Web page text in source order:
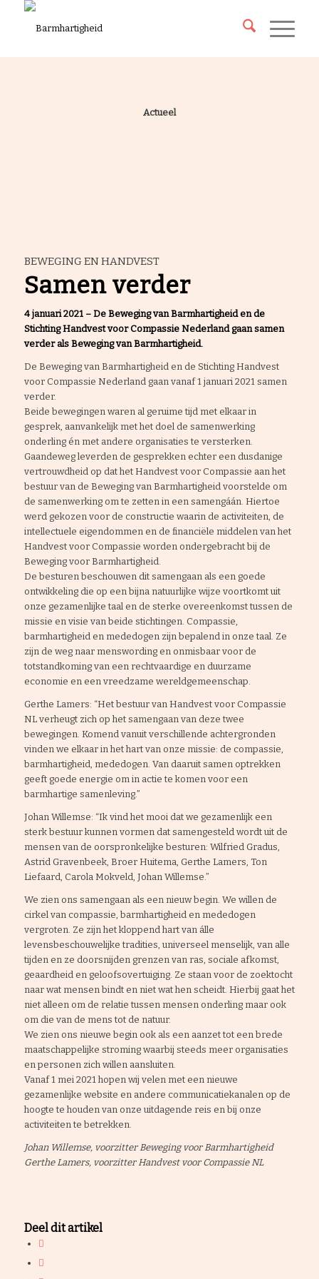
Actueel
BEWEGING EN HANDVEST
Samen verder
4 januari 2021 – De Beweging van Barmhartigheid en de
Stichting Handvest voor Compassie Nederland gaan samen
verder als Beweging van Barmhartigheid.
De Beweging van Barmhartigheid en de Stichting Handvest
voor Compassie Nederland gaan vanaf 1 januari 2021 samen
verder.
Beide bewegingen waren al geruime tijd met elkaar in
gesprek, aanvankelijk met het doel de samenwerking
onderling én met andere organisaties te versterken.
Gaandeweg leverden de gesprekken echter een dusdanige
vertrouwdheid op dat het Handvest voor Compassie aan het
bestuur van de Beweging van Barmhartigheid voorstelde om
de samenwerking om te zetten in een samengáán. Hiertoe
werd gekozen voor de constructie waarin de activiteiten, de
intellectuele eigendommen en de financiële middelen van het
Handvest voor Compassie worden ondergebracht bij de
Beweging voor Barmhartigheid.
De besturen beschouwen dit samengaan als een goede
ontwikkeling die op een bijna natuurlijke wijze voortkomt uit
onze gezamenlijke taal en de sterke overeenkomst tussen de
missie en visie van beide stichtingen. Compassie,
barmhartigheid en mededogen zijn bepalend in onze taal. Ze
zijn de weg naar menswording en onmisbaar voor de
totstandkoming van een rechtvaardige en duurzame
economie en een vreedzame wereldgemeenschap.
Gerthe Lamers: “Het bestuur van Handvest voor Compassie
NL verheugt zich op het samengaan van deze twee
bewegingen. Komend vanuit verschillende achtergronden
vinden we elkaar in het hart van onze missie: de compassie,
barmhartigheid, mededogen. Van daaruit samen optrekken
geeft goede energie om in actie te komen voor een
barmhartige samenleving.”
Johan Willemse: “Ik vind het mooi dat we gezamenlijk een
sterk bestuur kunnen vormen dat samengesteld wordt uit de
mensen van de oorspronkelijke besturen: Wilfried Gradus,
Astrid Gravenbeek, Broer Huitema, Gerthe Lamers, Ton
Liefaard, Carola Mokveld, Johan Willemse.”
We zien ons samengaan als een nieuw begin. We willen de
cirkel van compassie, barmhartigheid en mededogen
vergroten. Ze zijn het kloppend hart van álle
levensbeschouwelijke tradities, universeel menselijk, van alle
tijden en ze doorsnijden grenzen van ras, sociale afkomst,
geaardheid en geloofsovertuiging. Ze staan voor de zoektocht
naar wat mensen bindt en niet wat hen scheidt. Hierbij gaat het
niet alleen om de relatie tussen mensen onderling maar ook
om die van de mens tot de natuur.
We zien ons nieuwe begin ook als een aanzet tot een brede
maatschappelijke stroming waarbij steeds meer organisaties
en personen zich willen aansluiten.
Vanaf 1 mei 2021 hopen wij velen met een nieuwe
gezamenlijke website en andere communicatiekanalen op de
hoogte te houden van onze uitdagende reis en bij onze
activiteiten te betrekken.
Johan Willemse, voorzitter Beweging voor Barmhartigheid
Gerthe Lamers, voorzitter Handvest voor Compassie NL
Deel dit artikel